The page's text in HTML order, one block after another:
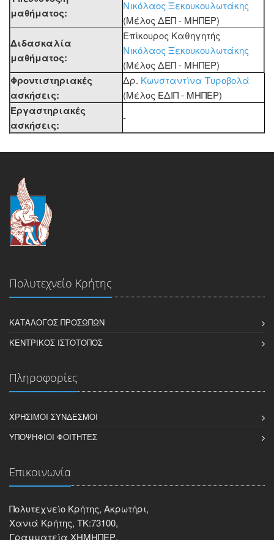
μαθήματος:
Νικόλαος Ξεκουκουλωτάκης
(Μέλος ΔΕΠ - ΜΗΠΕΡ)
Διδασκαλία
μαθήματος:
Επίκουρος Καθηγητής
Νικόλαος Ξεκουκουλωτάκης
(Μέλος ΔΕΠ - ΜΗΠΕΡ)
Φροντιστηριακές
ασκήσεις:
Δρ. Κωνσταντίνα Τυροβολά
(Μέλος ΕΔΙΠ - ΜΗΠΕΡ)
Εργαστηριακές
ασκήσεις:
-
Πολυτεχνείο Κρήτης
ΚΑΤΆΛΟΓΟΣ ΠΡΟΣΏΠΩΝ
ΚΕΝΤΡΙΚΌΣ ΙΣΤΌΤΟΠΟΣ
Πληροφορίες
ΧΡΉΣΙΜΟΙ ΣΎΝΔΕΣΜΟΙ
ΥΠΟΨΉΦΙΟΙ ΦΟΙΤΗΤΈΣ
Επικοινωνία
Πολυτεχνείο Κρήτης, Ακρωτήρι,
Χανιά Κρήτης, ΤΚ:73100,
Γραμματεία ΧΗΜΗΠΕΡ,